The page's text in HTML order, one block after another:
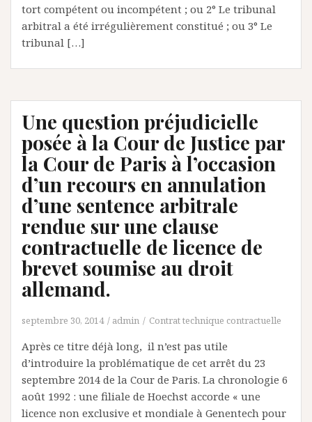
tort compétent ou incompétent ; ou 2° Le tribunal
arbitral a été irrégulièrement constitué ; ou 3° Le
tribunal […]
Une question préjudicielle
posée à la Cour de Justice par
la Cour de Paris à l’occasion
d’un recours en annulation
d’une sentence arbitrale
rendue sur une clause
contractuelle de licence de
brevet soumise au droit
allemand.
septembre 30, 2014 admin Contrat technique contractuelle
Après ce titre déjà long, il n’est pas utile
d’introduire la problématique de cet arrêt du 23
septembre 2014 de la Cour de Paris. La chronologie 6
août 1992 : une filiale de Hoechst accorde « une
licence non exclusive et mondiale à Genentech pour